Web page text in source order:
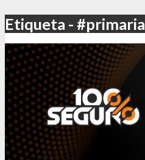
Etiqueta - #primaria